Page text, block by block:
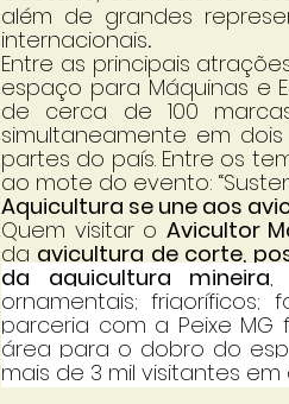
além de grandes
internacionais.
Entre as principais
espaço para Máquinas e
de cerca de 100
simultaneamente em
partes do país. Entre os
ao mote do evento:
Aquicultura se une aos
Quem visitar o Avicultor
da avicultura de corte,
da aquicultura mineira,
ornamentais;
parceria com a Peixe
área para o dobro do
mais de 3 mil visitantes